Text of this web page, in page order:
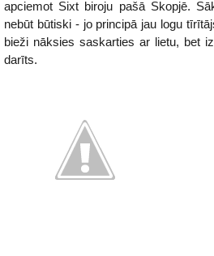
apciemot Sixt biroju pašā Skopjē.
nebūt būtiski - jo principā jau logu
bieži nāksies saskarties ar lietu, bet
darīts.